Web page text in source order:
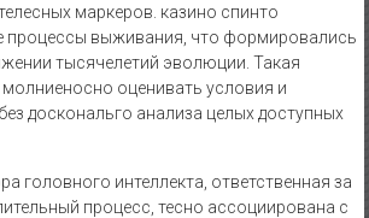
маркеров. казино спинто
процессы выживания, что формировались
тысячелетий эволюции. Такая
оценивать условия и
доскональго анализа целых доступных
головного интеллекта, ответственная за
процесс, тесно ассоциирована с